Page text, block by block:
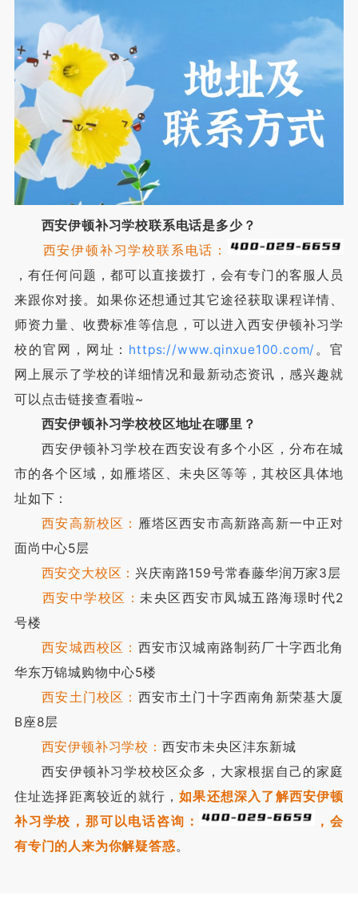
西安伊顿补习学校联系电话是多少？
西安伊顿补习学校联系电话：
，有任何问题，都可以直接拨打，会有专门的客服人员
来跟你对接。如果你还想通过其它途径获取课程详情、
师资力量、收费标准等信息，可以进入西安伊顿补习学
校的官网，网址： https://www.qinxue100.com/ 。官
网上展示了学校的详细情况和最新动态资讯，感兴趣就
可以点击链接查看啦~
西安伊顿补习学校校区地址在哪里？
西安伊顿补习学校在西安设有多个小区，分布在城
市的各个区域，如雁塔区、未央区等等，其校区具体地
址如下：
西安高新校区： 雁塔区西安市高新路高新一中正对
面尚中心5层
西安交大校区： 兴庆南路159号常春藤华润万家3层
西安中学校区：未央区西安市凤城五路海璟时代2
号楼
西安城西校区： 西安市汉城南路制药厂十字西北角
华东万锦城购物中心5楼
西安土门校区： 西安市土门十字西南角新荣基大厦
B座8层
西安伊顿补习学校： 西安市未央区沣东新城
西安伊顿补习学校校区众多，大家根据自己的家庭
住址选择距离较近的就行，如果还想深入了解西安伊顿
补习学校，那可以电话咨询：
，会
有专门的人来为你解疑答惑。